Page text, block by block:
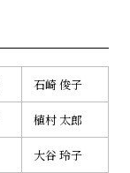
石崎 俊子
植村 太郎
大谷 玲子